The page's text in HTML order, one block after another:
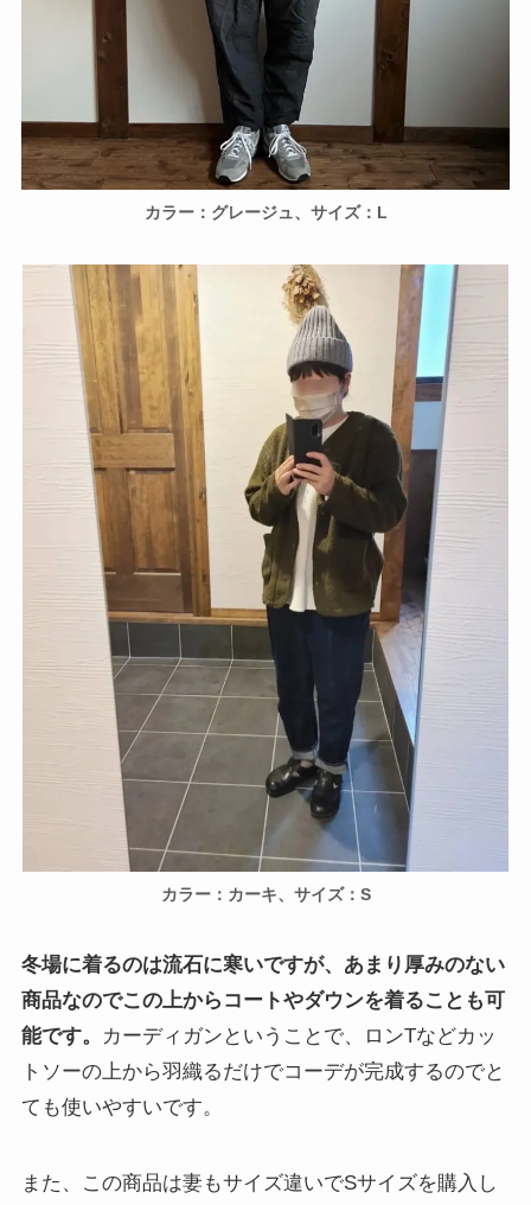
カラー：グレージュ、サイズ：L
カラー：カーキ、サイズ：S
冬場に着るのは流石に寒いですが、あまり厚みのない
商品なのでこの上からコートやダウンを着ることも可
能です。
カーディガンということで、ロンTなどカッ
トソーの上から羽織るだけでコーデが完成するのでと
ても使いやすいです。
また、この商品は妻もサイズ違いでSサイズを購入し